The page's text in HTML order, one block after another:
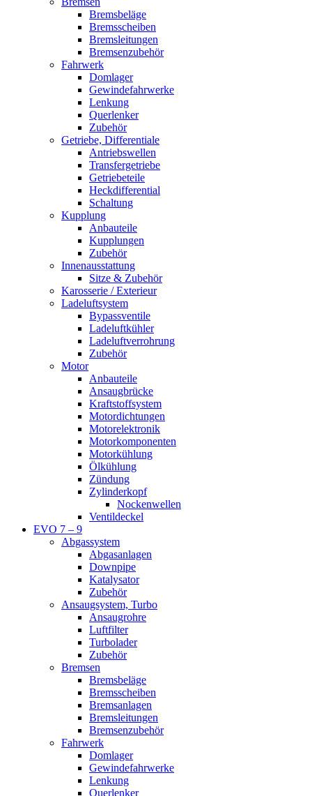
Bremsbeläge
Bremsscheiben
Bremsleitungen
Bremsenzubehör
Fahrwerk
Domlager
Gewindefahrwerke
Lenkung
Querlenker
Zubehör
Getriebe, Differentiale
Antriebswellen
Transfergetriebe
Getriebeteile
Heckdifferential
Schaltung
Kupplung
Anbauteile
Kupplungen
Zubehör
Innenausstattung
Sitze & Zubehör
Karosserie / Exterieur
Ladeluftsystem
Bypassventile
Ladeluftkühler
Ladeluftverrohrung
Zubehör
Motor
Anbauteile
Ansaugbrücke
Kraftstoffsystem
Motordichtungen
Motorelektronik
Motorkomponenten
Motorkühlung
Ölkühlung
Zündung
Zylinderkopf
Nockenwellen
Ventildeckel
EVO 7 – 9
Abgassystem
Abgasanlagen
Downpipe
Katalysator
Zubehör
Ansaugsystem, Turbo
Ansaugrohre
Luftfilter
Turbolader
Zubehör
Bremsen
Bremsbeläge
Bremsscheiben
Bremsanlagen
Bremsleitungen
Bremsenzubehör
Fahrwerk
Domlager
Gewindefahrwerke
Lenkung
Querlenker